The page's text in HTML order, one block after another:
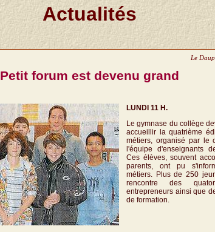
Actualités
Le
Petit forum est devenu grand
LUNDI 11 H.
Le gymnase du collège
accueillir la quatrième
métiers, organisé par le
l'équipe d'enseignants
Ces élèves, souvent
parents, ont pu
métiers. Plus de 250
rencontre des
entrepreneurs ainsi que
de formation.